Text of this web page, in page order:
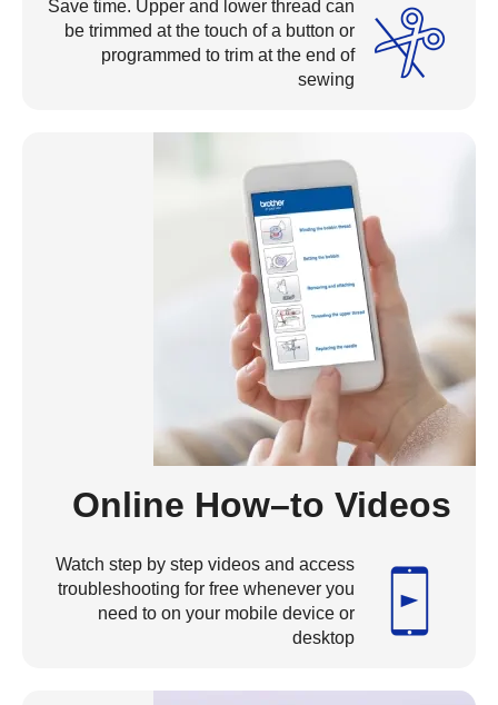
Save time. Upper and lower thread can
be trimmed at the touch of a button or
programmed to trim at the end of
sewing
Online How–to Videos
Watch step by step videos and access
troubleshooting for free whenever you
need to on your mobile device or
desktop